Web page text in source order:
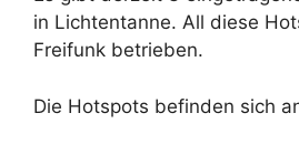
in Lichtentanne. All diese
Freifunk betrieben.
Die Hotspots befinden sich